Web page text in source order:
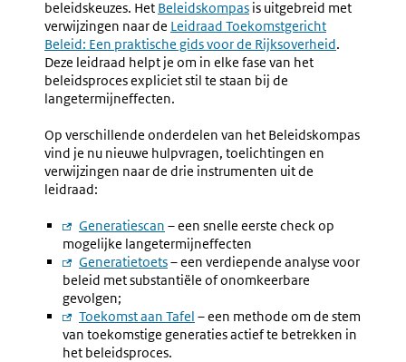
beleidskeuzes. Het Beleidskompas is uitgebreid met
verwijzingen naar de Externe
link:
Leidraad Toekomstgericht
Beleid: Een praktische gids voor de Rijksoverheid.
Deze leidraad helpt je om in elke fase van het
beleidsproces expliciet stil te staan bij de
langetermijneffecten.
Op verschillende onderdelen van het Beleidskompas
vind je nu nieuwe hulpvragen, toelichtingen en
verwijzingen naar de drie instrumenten uit de
leidraad:
Externe
link:
Generatiescan – een snelle eerste check op
mogelijke langetermijneffecten
Externe
link:
Generatietoets– een verdiepende analyse voor
beleid met substantiële of onomkeerbare
gevolgen;
Externe
link:
Toekomst aan Tafel – een methode om de stem
van toekomstige generaties actief te betrekken in
het beleidsproces.